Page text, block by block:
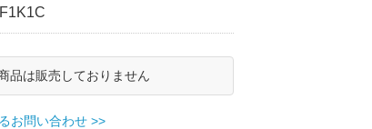
品は販売しておりません
お問い合わせ >>